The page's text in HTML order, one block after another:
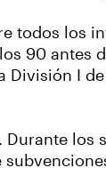
los
90
I